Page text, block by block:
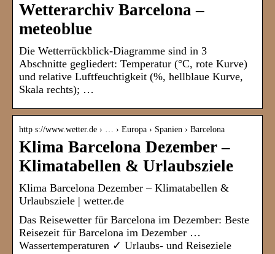
Wetterarchiv Barcelona –
meteoblue
Die Wetterrückblick-Diagramme sind in 3
Abschnitte gegliedert: Temperatur (°C, rote Kurve)
und relative Luftfeuchtigkeit (%, hellblaue Kurve,
Skala rechts); …
http s://www.wetter.de › … › Europa › Spanien › Barcelona
Klima Barcelona Dezember –
Klimatabellen & Urlaubsziele
Klima Barcelona Dezember – Klimatabellen &
Urlaubsziele | wetter.de
Das Reisewetter für Barcelona im Dezember: Beste
Reisezeit für Barcelona im Dezember …
Wassertemperaturen ✓ Urlaubs- und Reiseziele